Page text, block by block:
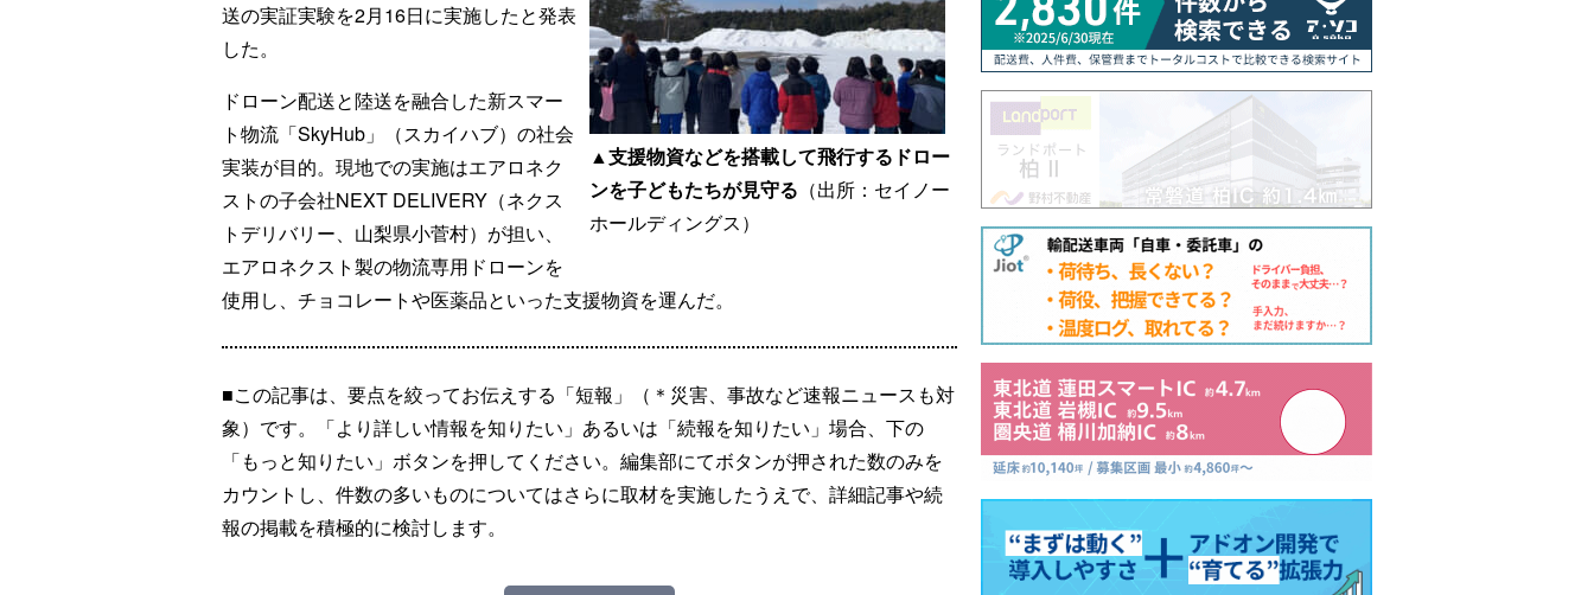
▲支援物資などを搭載して飛行するドロー
ンを子どもたちが見守る （出所：セイノー
ホールディングス）
送の実証実験を2月16日に実施したと発表
した。
ドローン配送と陸送を融合した新スマー
ト物流「SkyHub」（スカイハブ）の社会
実装が目的。現地での実施はエアロネク
ストの子会社NEXT DELIVERY（ネクス
トデリバリー、山梨県小菅村）が担い、
エアロネクスト製の物流専用ドローンを
使用し、チョコレートや医薬品といった支援物資を運んだ。
■この記事は、要点を絞ってお伝えする「短報」（＊災害、事故など速報ニュースも対
象）です。「より詳しい情報を知りたい」あるいは「続報を知りたい」場合、下の
「もっと知りたい」ボタンを押してください。編集部にてボタンが押された数のみを
カウントし、件数の多いものについてはさらに取材を実施したうえで、詳細記事や続
報の掲載を積極的に検討します。